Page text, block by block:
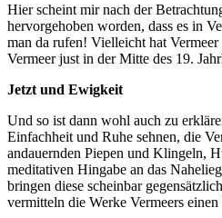
Hier scheint mir nach der
hervorgehoben worden, dass es in
man da rufen! Vielleicht hat
Vermeer just in der Mitte des 19.
Jetzt und Ewigkeit
Und so ist dann wohl auch zu
Einfachheit und Ruhe sehnen, die
andauernden Piepen und Klingeln,
meditativen Hingabe an das
bringen diese scheinbar
vermitteln die Werke Vermeers einen